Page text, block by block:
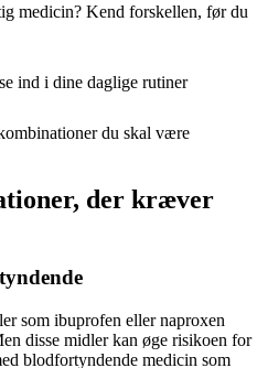
medicin? Kend forskellen, før du
ind i dine daglige rutiner
du skal være
der kræver
som ibuprofen eller naproxen
disse midler kan øge risikoen for
blodfortyndende medicin som